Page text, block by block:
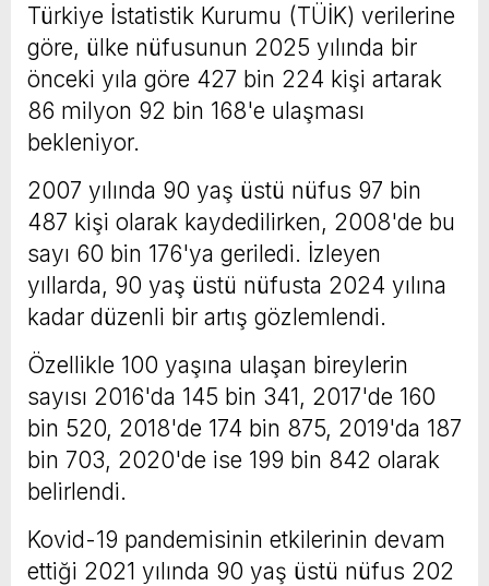
Türkiye İstatistik Kurumu (TÜİK) verilerine
göre, ülke nüfusunun 2025 yılında bir
önceki yıla göre 427 bin 224 kişi artarak
86 milyon 92 bin 168'e ulaşması
bekleniyor.
2007 yılında 90 yaş üstü nüfus 97 bin
487 kişi olarak kaydedilirken, 2008'de bu
sayı 60 bin 176'ya geriledi. İzleyen
yıllarda, 90 yaş üstü nüfusta 2024 yılına
kadar düzenli bir artış gözlemlendi.
Özellikle 100 yaşına ulaşan bireylerin
sayısı 2016'da 145 bin 341, 2017'de 160
bin 520, 2018'de 174 bin 875, 2019'da 187
bin 703, 2020'de ise 199 bin 842 olarak
belirlendi.
Kovid-19 pandemisinin etkilerinin devam
ettiği 2021 yılında 90 yaş üstü nüfus 202